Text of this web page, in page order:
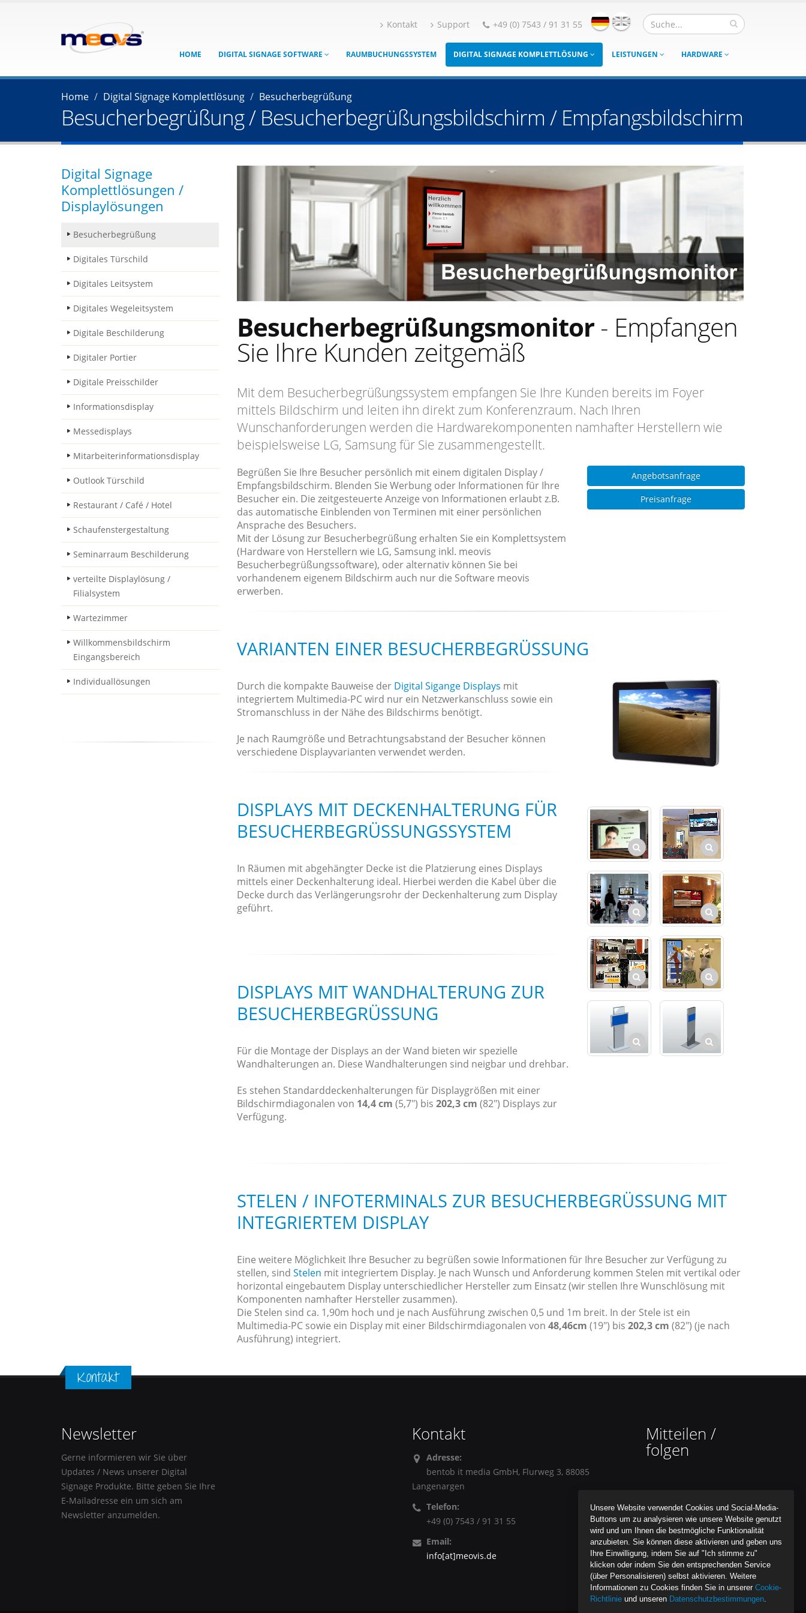
Kontakt Support +49 (0) 7543 / 91 31 55
HOME DIGITAL SIGNAGE SOFTWARE RAUMBUCHUNGSSYSTEM DIGITAL SIGNAGE KOMPLETTLÖSUNG LEISTUNGEN HARDWARE
Home Digital Signage Komplettlösung Besucherbegrüßung
Besucherbegrüßung / Besucherbegrüßungsbildschirm / Empfangsbildschirm
Digital Signage
Komplettlösungen /
Displaylösungen
Besucherbegrüßung
Digitales Türschild
Digitales Leitsystem
Digitales Wegeleitsystem
Digitale Beschilderung
Digitaler Portier
Digitale Preisschilder
Informationsdisplay
Messedisplays
Mitarbeiterinformationsdisplay
Outlook Türschild
Restaurant / Café / Hotel
Schaufenstergestaltung
Seminarraum Beschilderung
verteilte Displaylösung /
Filialsystem
Wartezimmer
Willkommensbildschirm
Eingangsbereich
Individuallösungen
Besucherbegrüßungsmonitor- Empfangen
Sie Ihre Kunden zeitgemäß
Mit dem Besucherbegrüßungssystem empfangen Sie Ihre Kunden bereits im Foyer
mittels Bildschirm und leiten ihn direkt zum Konferenzraum. Nach Ihren
Wunschanforderungen werden die Hardwarekomponenten namhafter Herstellern wie
beispielsweise LG, Samsung für Sie zusammengestellt.
Begrüßen Sie Ihre Besucher persönlich mit einem digitalen Display /
Empfangsbildschirm. Blenden Sie Werbung oder Informationen für Ihre
Besucher ein. Die zeitgesteuerte Anzeige von Informationen erlaubt z.B.
das automatische Einblenden von Terminen mit einer persönlichen
Ansprache des Besuchers.
Mit der Lösung zur Besucherbegrüßung erhalten Sie ein Komplettsystem
(Hardware von Herstellern wie LG, Samsung inkl. meovis
Besucherbegrüßungssoftware), oder alternativ können Sie bei
vorhandenem eigenem Bildschirm auch nur die Software meovis
erwerben.
Angebotsanfrage
Preisanfrage
VARIANTEN EINER BESUCHERBEGRÜSSUNG
Durch die kompakte Bauweise der Digital Sigange Displays mit
integriertem Multimedia-PC wird nur ein Netzwerkanschluss sowie ein
Stromanschluss in der Nähe des Bildschirms benötigt.
Je nach Raumgröße und Betrachtungsabstand der Besucher können
verschiedene Displayvarianten verwendet werden.
DISPLAYS MIT DECKENHALTERUNG FÜR
BESUCHERBEGRÜSSUNGSSYSTEM
In Räumen mit abgehängter Decke ist die Platzierung eines Displays
mittels einer Deckenhalterung ideal. Hierbei werden die Kabel über die
Decke durch das Verlängerungsrohr der Deckenhalterung zum Display
geführt.
DISPLAYS MIT WANDHALTERUNG ZUR
BESUCHERBEGRÜSSUNG
Für die Montage der Displays an der Wand bieten wir spezielle
Wandhalterungen an. Diese Wandhalterungen sind neigbar und drehbar.
Es stehen Standarddeckenhalterungen für Displaygrößen mit einer
Bildschirmdiagonalen von 14,4 cm (5,7") bis 202,3 cm (82") Displays zur
Verfügung.
STELEN / INFOTERMINALS ZUR BESUCHERBEGRÜSSUNG MIT I
NTEGRIERTEM DISPLAY
Eine weitere Möglichkeit Ihre Besucher zu begrüßen sowie Informationen für Ihre Besucher zur Verfügung zu
stellen, sind Stelen mit integriertem Display. Je nach Wunsch und Anforderung kommen Stelen mit vertikal oder
horizontal eingebautem Display unterschiedlicher Hersteller zum Einsatz (wir stellen Ihre Wunschlösung mit
Komponenten namhafter Hersteller zusammen).
Die Stelen sind ca. 1,90m hoch und je nach Ausführung zwischen 0,5 und 1m breit. In der Stele ist ein
Multimedia-PC sowie ein Display mit einer Bildschirmdiagonalen von 48,46cm (19") bis 202,3 cm (82") (je nach
Ausführung) integriert.
Kontakt
Newsletter
Gerne informieren wir Sie über
Updates / News unserer Digital
Signage Produkte. Bitte geben Sie Ihre
E-Mailadresse ein um sich am
Newsletter anzumelden.
Kontakt
Adresse:
bentob it media GmbH, Flurweg 3, 88085
Langenargen
Telefon:
+49 (0) 7543 / 91 31 55
Email:
info[at]meovis.de
Mitteilen /
folgen
Unsere Website verwendet Cookies und Social-Media-
Buttons um zu analysieren wie unsere Website genutzt
wird und um Ihnen die bestmögliche Funktionalität
anzubieten. Sie können diese aktivieren und geben uns
Ihre Einwilligung, indem Sie auf "Ich stimme zu"
klicken oder indem Sie den entsprechenden Service
(über Personalisieren) selbst aktivieren. Weitere
Informationen zu Cookies finden Sie in unserer Cookie-
Richtlinie und unseren Datenschutzbestimmungen.